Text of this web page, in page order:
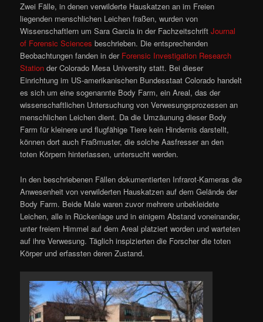
Zwei Fälle, in denen verwilderte Hauskatzen an im Freien
liegenden menschlichen Leichen fraßen, wurden von
Wissenschaftlern um Sara Garcia in der FachzeitschriftJournal
of Forensic Sciences beschrieben. Die entsprechenden
Beobachtungen fanden in der Forensic Investigation Research
Station der Colorado Mesa University statt. Bei dieser
Einrichtung im US-amerikanischen Bundesstaat Colorado handelt
es sich um eine sogenannte Body Farm, ein Areal, das der
wissenschaftlichen Untersuchung von Verwesungsprozessen an
menschlichen Leichen dient. Da die Umzäunung dieser Body
Farm für kleinere und flugfähige Tiere kein Hindernis darstellt,
können dort auch Fraßmuster, die solche Aasfresser an den
toten Körpern hinterlassen, untersucht werden.
In den beschriebenen Fällen dokumentierten Infrarot-Kameras die
Anwesenheit von verwilderten Hauskatzen auf dem Gelände der
Body Farm. Beide Male waren zuvor mehrere unbekleidete
Leichen, alle in Rückenlage und in einigem Abstand voneinander,
unter freiem Himmel auf dem Areal platziert worden und warteten
auf ihre Verwesung. Täglich inspizierten die Forscher die toten
Körper und erfassten deren Zustand.